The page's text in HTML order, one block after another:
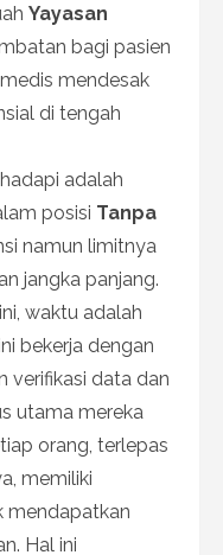
Yayasan
bagi pasien
mendesak
di tengah
adalah
posisi Tanpa
namun limitnya
jangka panjang.
waktu adalah
bekerja dengan
verifikasi data dan
utama mereka
orang, terlepas
memiliki
mendapatkan
Hal ini